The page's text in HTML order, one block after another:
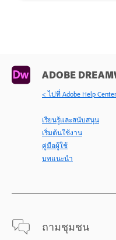
ADOBE
< ไปที่ Adobe Help Center
เรียนรู้และสนับสนุน
เริ่มต้นใช้งาน
คู่มือผู้ใช้
บทแนะนำ
ถามชุมชน